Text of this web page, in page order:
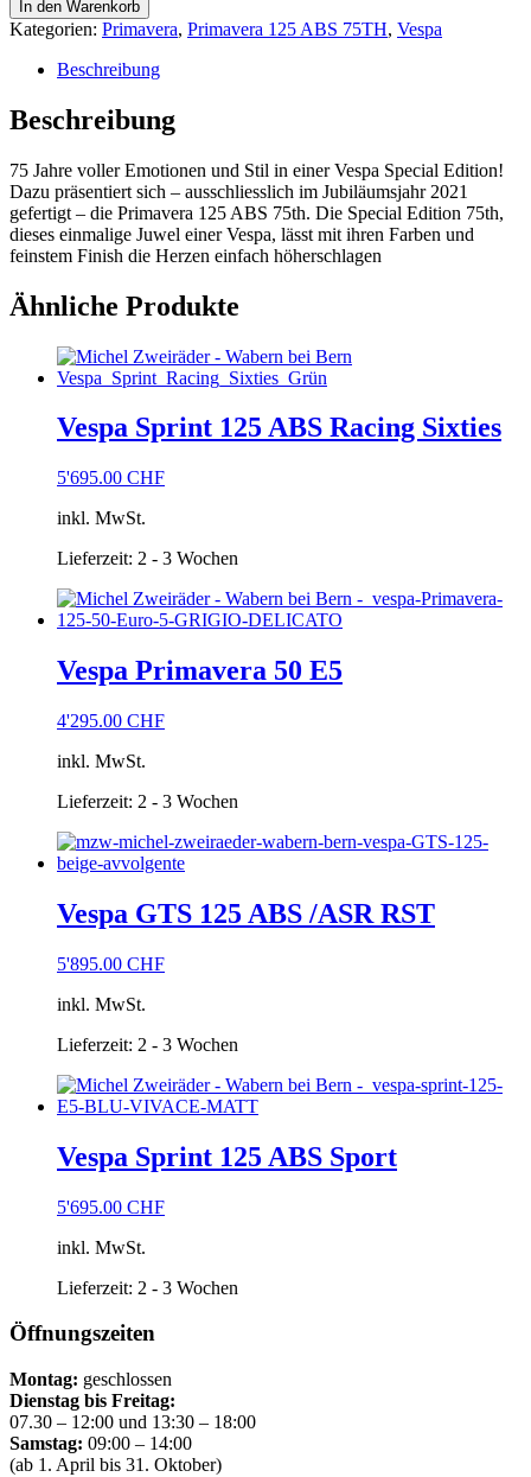
ABS
75TH
Menge
In den Warenkorb
Kategorien: Primavera, Primavera 125 ABS 75TH, Vespa
Beschreibung
Beschreibung
75 Jahre voller Emotionen und Stil in einer Vespa Special Edition!
Dazu präsentiert sich – ausschliesslich im Jubiläumsjahr 2021
gefertigt – die Primavera 125 ABS 75th. Die Special Edition 75th,
dieses einmalige Juwel einer Vespa, lässt mit ihren Farben und
feinstem Finish die Herzen einfach höherschlagen
Ähnliche Produkte
Vespa Sprint 125 ABS Racing Sixties
5'695.00 CHF
inkl. MwSt.
Lieferzeit: 2 - 3 Wochen
Vespa Primavera 50 E5
4'295.00 CHF
inkl. MwSt.
Lieferzeit: 2 - 3 Wochen
Vespa GTS 125 ABS /ASR RST
5'895.00 CHF
inkl. MwSt.
Lieferzeit: 2 - 3 Wochen
Vespa Sprint 125 ABS Sport
5'695.00 CHF
inkl. MwSt.
Lieferzeit: 2 - 3 Wochen
Öffnungszeiten
Montag: geschlossen
Dienstag bis Freitag:
07.30 – 12:00 und 13:30 – 18:00
Samstag: 09:00 – 14:00
(ab 1. April bis 31. Oktober)